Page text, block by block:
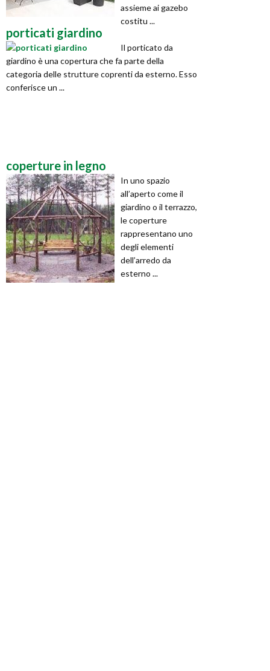
assieme ai gazebo
costitu ...
porticati giardino
Il porticato da
giardino è una copertura che fa parte della
categoria delle strutture coprenti da esterno. Esso
conferisce un ...
coperture in legno
In uno spazio
all’aperto come il
giardino o il terrazzo,
le coperture
rappresentano uno
degli elementi
dell’arredo da
esterno ...